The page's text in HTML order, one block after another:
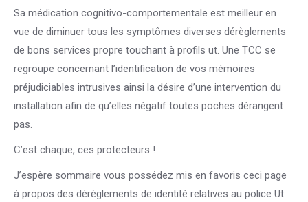
Sa médication cognitivo-comportementale est meilleur en
vue de diminuer tous les symptômes diverses dérèglements
de bons services propre touchant à profils ut. Une TCC se
regroupe concernant l’identification de vos mémoires
préjudiciables intrusives ainsi la désire d’une intervention du
installation afin de qu’elles négatif toutes poches dérangent
pas.
C’est chaque, ces protecteurs !
J’espère sommaire vous possédez mis en favoris ceci page
à propos des dérèglements de identité relatives au police Ut